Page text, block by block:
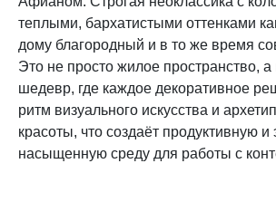
теплыми, бархатистыми оттенками
дому благородный и в то же время
Это не просто жилое пространство,
шедевр, где каждое декоративное
ритм визуального искусства и
красоты, что создаёт продуктивную и
насыщенную среду для работы с